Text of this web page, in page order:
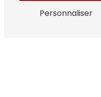
Des matériaux
Pour votre projet
Personnaliser